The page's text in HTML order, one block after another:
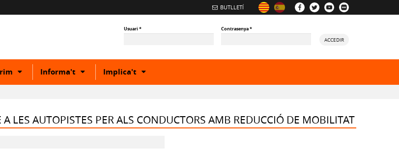
BUTLLETÍ
Usuari* Contrasenya*
ACCEDIR
ShowInforma't
ShowImplica't
Show
A LES AUTOPISTES PER ALS CONDUCTORS AMB REDUCCIÓ DE MOBILITAT